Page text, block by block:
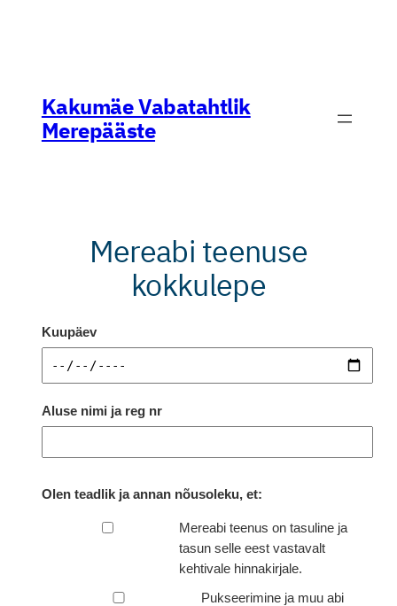
contentKakumäe Vabatahtlik
Merepääste
Mereabi teenuse
kokkulepe
Kuupäev
Aluse nimi ja reg nr
Olen teadlik ja annan nõusoleku, et:
Mereabi teenus on tasuline ja
tasun selle eest vastavalt
kehtivale hinnakirjale.
Pukseerimine ja muu abi